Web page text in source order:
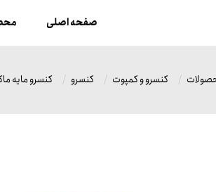
صفحه اصلی
کنسرو و کمپوت کنسرو کنسرو مایه